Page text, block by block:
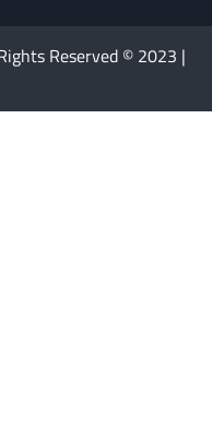
Reserved © 2023 |